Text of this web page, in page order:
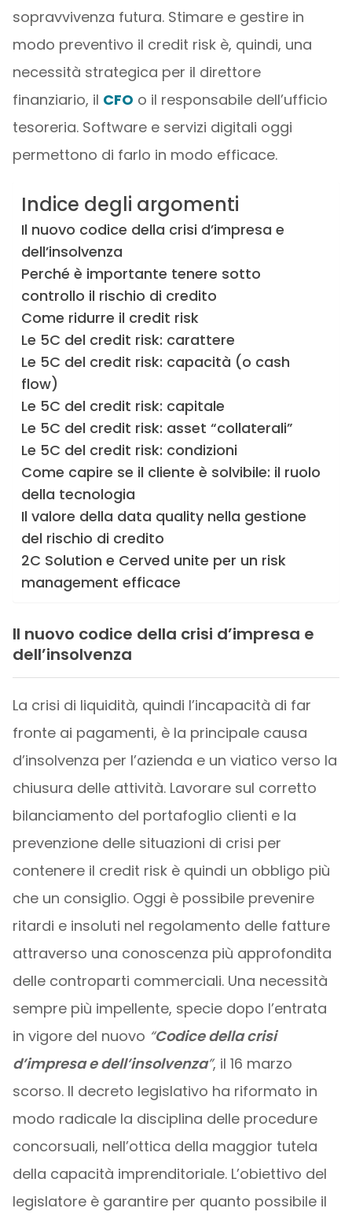
sopravvivenza futura. Stimare e gestire in
modo preventivo il credit risk è, quindi, una
necessità strategica per il direttore
finanziario, il CFO o il responsabile dell’ufficio
tesoreria. Software e servizi digitali oggi
permettono di farlo in modo efficace.
Indice degli argomenti
Il nuovo codice della crisi d’impresa e
dell’insolvenza
Perché è importante tenere sotto
controllo il rischio di credito
Come ridurre il credit risk
Le 5C del credit risk: carattere
Le 5C del credit risk: capacità (o cash
flow)
Le 5C del credit risk: capitale
Le 5C del credit risk: asset “collaterali”
Le 5C del credit risk: condizioni
Come capire se il cliente è solvibile: il ruolo
della tecnologia
Il valore della data quality nella gestione
del rischio di credito
2C Solution e Cerved unite per un risk
management efficace
Il nuovo codice della crisi d’impresa e
dell’insolvenza
La crisi di liquidità, quindi l’incapacità di far
fronte ai pagamenti, è la principale causa
d’insolvenza per l’azienda e un viatico verso la
chiusura delle attività. Lavorare sul corretto
bilanciamento del portafoglio clienti e la
prevenzione delle situazioni di crisi per
contenere il credit risk è quindi un obbligo più
che un consiglio. Oggi è possibile prevenire
ritardi e insoluti nel regolamento delle fatture
attraverso una conoscenza più approfondita
delle controparti commerciali. Una necessità
sempre più impellente, specie dopo l’entrata
in vigore del nuovo “Codice della crisi
d’impresa e dell’insolvenza”, il 16 marzo
scorso. Il decreto legislativo ha riformato in
modo radicale la disciplina delle procedure
concorsuali, nell’ottica della maggior tutela
della capacità imprenditoriale. L’obiettivo del
legislatore è garantire per quanto possibile il